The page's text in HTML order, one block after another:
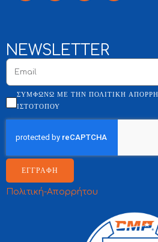
NEWSLETTER
ΣΥΜΦΩΝΏ ΜΕ ΤΗΝ ΠΟΛΙΤΙΚΉ
ΙΣΤΌΤΟΠΟΥ
ΕΓΓΡΑΦΗ
Πολιτική-Απορρήτου